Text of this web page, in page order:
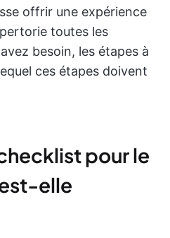
offrir une expérience
toutes les
besoin, les étapes à
ces étapes doivent
pour le
elle